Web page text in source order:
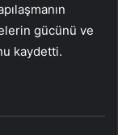
gücünü ve
kaydetti.